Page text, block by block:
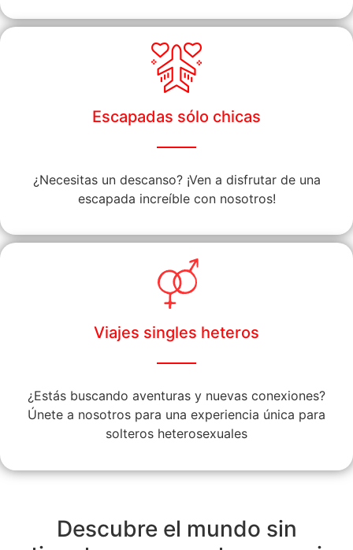
Escapadas sólo chicas
¿Necesitas un descanso? ¡Ven a disfrutar de una
escapada increíble con nosotros!
Viajes singles heteros
¿Estás buscando aventuras y nuevas conexiones?
Únete a nosotros para una experiencia única para
solteros heterosexuales
Descubre el mundo sin